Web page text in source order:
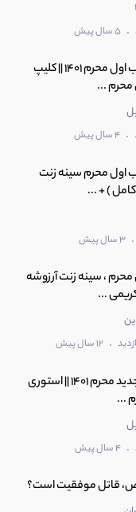
. 5 سال پیش
کلیپ شب اول محرم 1401 || کلیپ
...
. 4 سال پیش
اول محرم سینه زنت
) + ...
. 3 سال پیش
، سینه زنت آرزوشه
...
. 12 سال پیش
مداحی جدید محرم 1401 || استوری
...
. 4 سال پیش
قاتل موفقیت است؟